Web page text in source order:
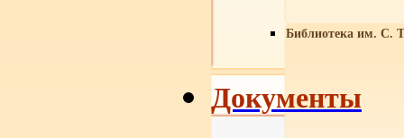
Библиотека им. С.
Документы